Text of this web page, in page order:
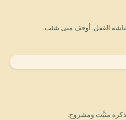
القفل. أوقف متى شئت.
مثبَّت ومشروح.